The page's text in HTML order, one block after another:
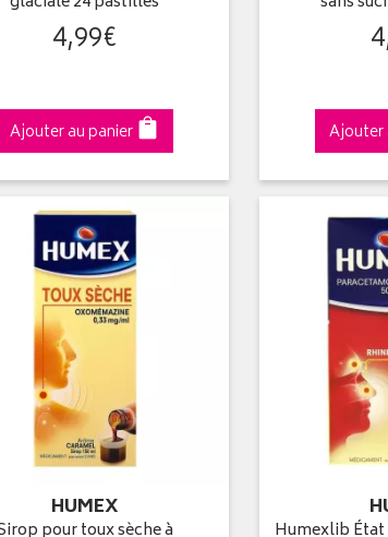
4,99€
Ajouter au panier
4
Ajouter
HUMEX
pour toux sèche à
Humexlib